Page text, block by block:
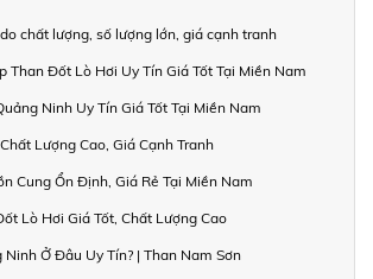
chất lượng, số lượng lớn, giá cạnh tranh
Than Đốt Lò Hơi Uy Tín Giá Tốt Tại Miền Nam
Ninh Uy Tín Giá Tốt Tại Miền Nam
Lượng Cao, Giá Cạnh Tranh
Cung Ổn Định, Giá Rẻ Tại Miền Nam
Lò Hơi Giá Tốt, Chất Lượng Cao
Ninh Ở Đâu Uy Tín? | Than Nam Sơn